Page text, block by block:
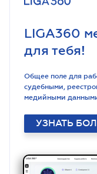
LIGA360
для тебя!
Общее поле для
судебными,
медийными
УЗНАТЬ